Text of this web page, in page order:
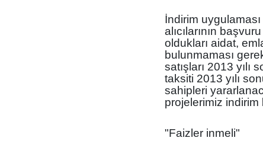
İndirim
alıcılarının
oldukları aidat,
bulunmaması
satışları 2013
taksiti 2013 yılı
sahipleri
projelerimiz
"Faizler inmeli"